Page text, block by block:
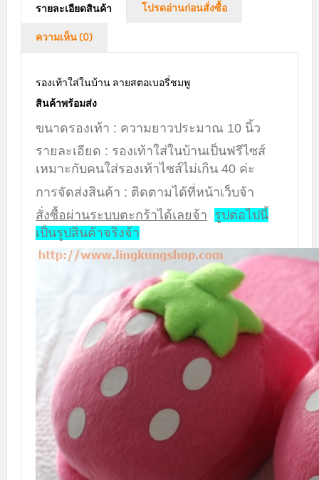
รายละเอียดสินค้า โปรดอ่านก่อนสั่งซื้อ
ความเห็น (0)
รองเท้าใส่ในบ้าน ลายสตอเบอรี่ชมพู
สินค้าพร้อมส่ง
ขนาดรองเท้า : ความยาวประมาณ 10 นิ้ว
รายละเอียด : รองเท้าใส่ในบ้านเป็นฟรีไซส์
เหมาะกับคนใส่รองเท้าไซส์ไม่เกิน 40 ค่ะ
การจัดส่งสินค้า : ติดตามได้ที่หน้าเว็บจ้า
สั่งซื้อผ่านระบบตะกร้าได้เลยจ้า รูปต่อไปนี้
เป็นรูปสินค้าจริงจ้า